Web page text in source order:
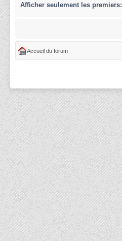
Afficher seulement les premiers:
Accueil du forum